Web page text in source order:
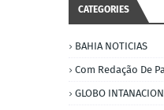
CATEGORIES
BAHIA NOTICIAS
Com Redação De
GLOBO